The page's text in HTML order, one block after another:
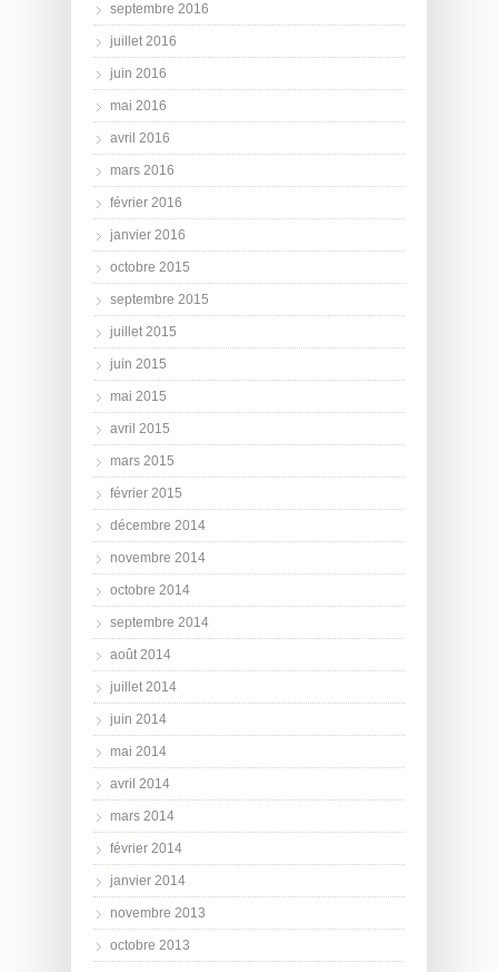
septembre 2016
juillet 2016
juin 2016
mai 2016
avril 2016
mars 2016
février 2016
janvier 2016
octobre 2015
septembre 2015
juillet 2015
juin 2015
mai 2015
avril 2015
mars 2015
février 2015
décembre 2014
novembre 2014
octobre 2014
septembre 2014
août 2014
juillet 2014
juin 2014
mai 2014
avril 2014
mars 2014
février 2014
janvier 2014
novembre 2013
octobre 2013